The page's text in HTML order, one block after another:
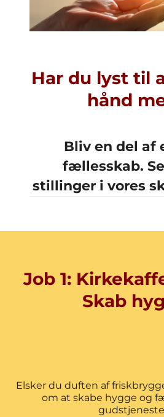
Har du lyst til
hånd
Bliv en del af
fællesskab.
stillinger i vores
Job 1:
Skab
Elsker du duften af
om at skabe hygge og